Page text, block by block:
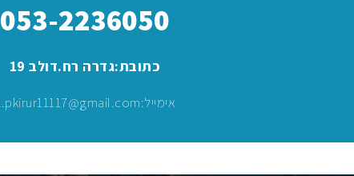
053-2236050
כתובת:גדרה רח.דולב 19
אימייל:a.pkirur11117@gmail.com